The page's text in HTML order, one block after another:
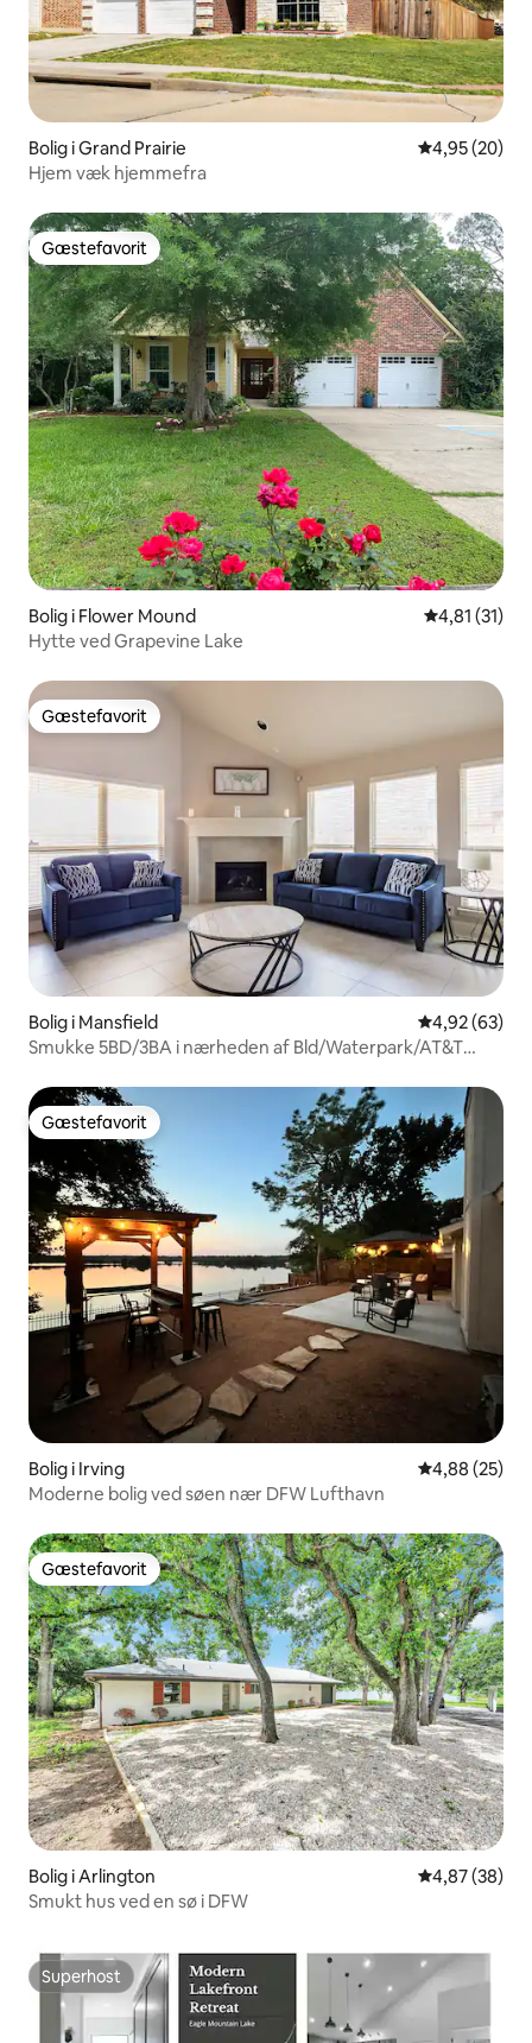
Bolig i Grand Prairie 4,95 ud af 5 i
4,95 (20)
Hjem væk hjemmefra
Gæstefavorit
Gæstefavorit
Bolig i Flower Mound 4,81 ud af 5
4,81 (31)
Hytte ved Grapevine Lake
Gæstefavorit
Gæstefavorit
Bolig i Mansfield 4,92 ud af 5 i
4,92 (63)
Smukke 5BD/3BA i nærheden af Bld/Waterpark/AT&T
Gæstefavorit
Gæstefavorit
Bolig i Irving 4,88 ud af 5 i
4,88 (25)
Moderne bolig ved søen nær DFW Lufthavn
Gæstefavorit
Gæstefavorit
Bolig i Arlington 4,87 ud af 5 i
4,87 (38)
Smukt hus ved en sø i DFW
Superhost
Superhost